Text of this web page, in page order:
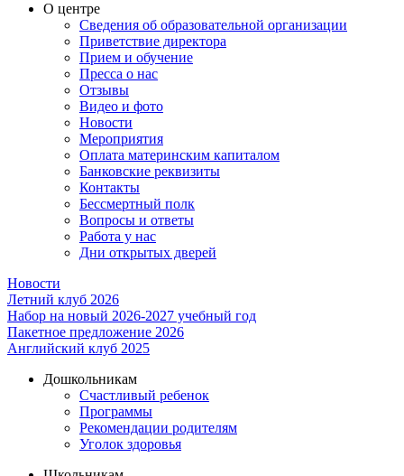
О центре
Сведения об образовательной организации
Приветствие директора
Прием и обучение
Пресса о нас
Отзывы
Видео и фото
Новости
Мероприятия
Оплата материнским капиталом
Банковские реквизиты
Контакты
Бессмертный полк
Вопросы и ответы
Работа у нас
Дни открытых дверей
Новости
Летний клуб 2026
Набор на новый 2026-2027 учебный год
Пакетное предложение 2026
Английский клуб 2025
Дошкольникам
Счастливый ребенок
Программы
Рекомендации родителям
Уголок здоровья